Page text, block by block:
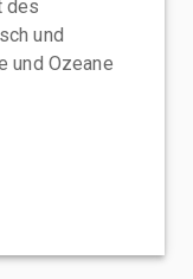
des
und
und Ozeane